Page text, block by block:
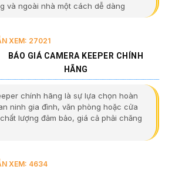
và ngoài nhà một cách dễ dàng
XEM: 27021
BÁO GIÁ CAMERA KEEPER CHÍNH
HÃNG
chính hãng là sự lựa chọn hoàn
ninh gia đình, văn phòng hoặc cửa
lượng đảm bảo, giá cả phải chăng
XEM: 4634